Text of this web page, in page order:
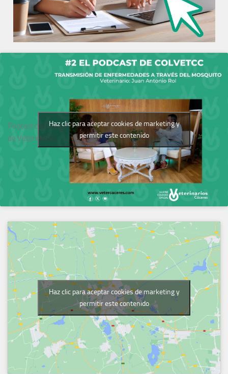
Podcast del Colegio
de Veterinarios
Haz clic para aceptar cookies de marketing y
permitir este contenido
Haz clic para aceptar cookies de marketing y
permitir este contenido